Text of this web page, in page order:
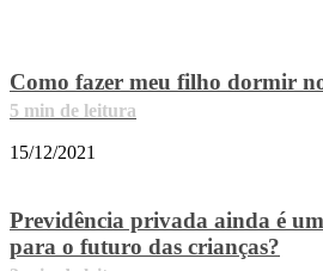
Como fazer meu filho dormir
5 min de leitura
15/12/2021
Previdência privada ainda é
para o futuro das crianças?